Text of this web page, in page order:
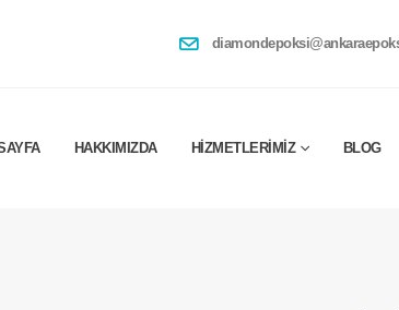
HAKKIMIZDA HIZMETLERIMIZ BLOG